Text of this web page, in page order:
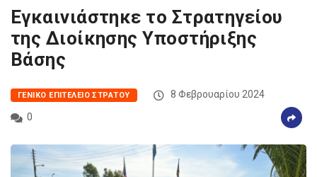
Εγκαινιάστηκε το Στρατηγείου
της Διοίκησης Υποστήριξης
Βάσης
ΓΕΝΙΚΌ ΕΠΙΤΕΛΕΊΟ ΣΤΡΑΤΟΎ
8 Φεβρουαρίου 2024
0